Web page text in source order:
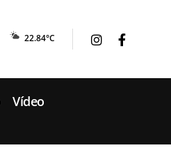
22.84°C
Vídeo